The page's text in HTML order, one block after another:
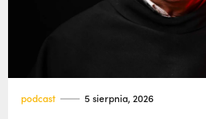
podcast 5 sierpnia, 2026